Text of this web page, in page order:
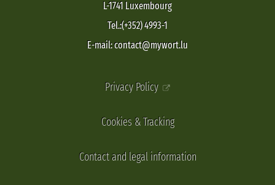
L-1741 Luxembourg
Tel.:(+352) 4993-1
E-mail: contact@mywort.lu
Privacy Policy
Cookies & Tracking
Contact and legal information